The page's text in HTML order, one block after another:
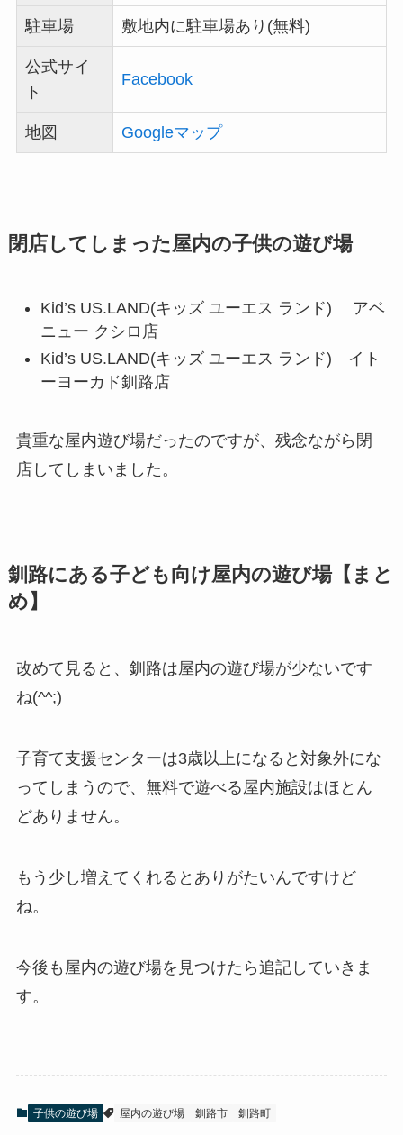
駐車場 敷地内に駐車場あり(無料)
公式サイ
ト
Facebook
地図 Googleマップ
閉店してしまった屋内の子供の遊び場
Kid’s US.LAND(キッズ ユーエス ランド) アベ
ニュー クシロ店
Kid’s US.LAND(キッズ ユーエス ランド) イト
ーヨーカド釧路店
貴重な屋内遊び場だったのですが、残念ながら閉
店してしまいました。
釧路にある子ども向け屋内の遊び場【まと
め】
改めて見ると、釧路は屋内の遊び場が少ないです
ね(^^;)
子育て支援センターは3歳以上になると対象外にな
ってしまうので、無料で遊べる屋内施設はほとん
どありません。
もう少し増えてくれるとありがたいんですけど
ね。
今後も屋内の遊び場を見つけたら追記していきま
す。
子供の遊び場 屋内の遊び場 釧路市 釧路町